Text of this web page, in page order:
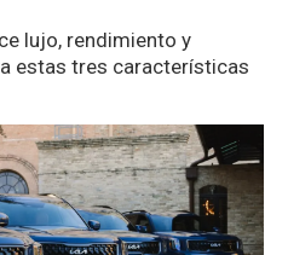
lujo, rendimiento y
estas tres características